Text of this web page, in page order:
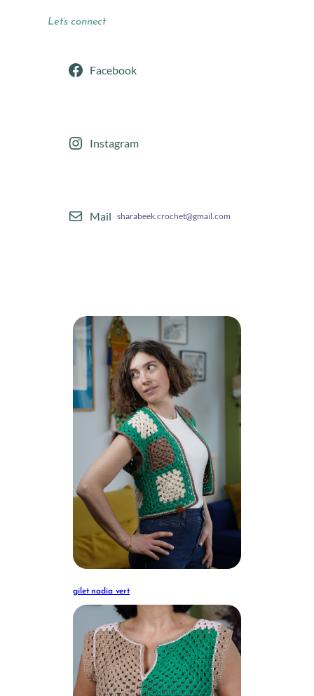
Let’s connect
Facebook
Instagram
Mail sharabeek.crochet@gmail.com
gilet nadia vert